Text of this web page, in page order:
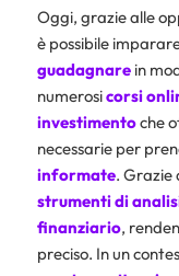
Oggi, grazie alle
è possibile
guadagnarein
numerosicorsi
investimentoche
necessarie per
informate. Grazie
strumenti di
finanziario,
preciso. In un